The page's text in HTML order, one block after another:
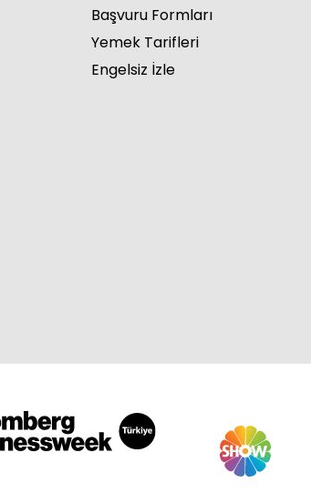
Başvuru Formları
Yemek Tarifleri
Engelsiz İzle